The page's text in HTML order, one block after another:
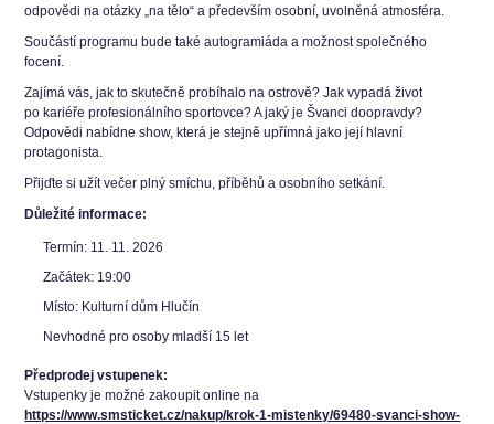
odpovědi na otázky „na tělo“ a především osobní, uvolněná atmosféra.
Součástí programu bude také autogramiáda a možnost společného
focení.
Zajímá vás, jak to skutečně probíhalo na ostrově? Jak vypadá život
po kariéře profesionálního sportovce? A jaký je Švanci doopravdy?
Odpovědi nabídne show, která je stejně upřímná jako její hlavní
protagonista.
Přijďte si užít večer plný smíchu, příběhů a osobního setkání.
Důležité informace:
Termín: 11. 11. 2026
Začátek: 19:00
Místo: Kulturní dům Hlučín
Nevhodné pro osoby mladší 15 let
Předprodej vstupenek:
Vstupenky je možné zakoupit online na
https://www.smsticket.cz/nakup/krok-1-mistenky/69480-svanci-show-